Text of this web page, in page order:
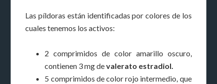
Las píldoras están identificadas por colores de los
cuales tenemos los activos:
2 comprimidos de color amarillo oscuro,
contienen 3 mg devalerato estradiol.
5 comprimidos de color rojo intermedio, que